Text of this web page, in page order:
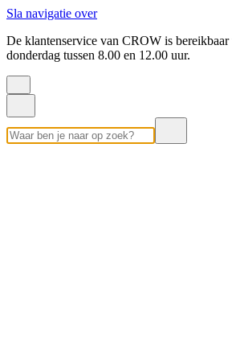
Sla navigatie over
De klantenservice van CROW is bereikbaar
donderdag tussen 8.00 en 12.00 uur.